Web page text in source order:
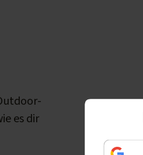
es dir